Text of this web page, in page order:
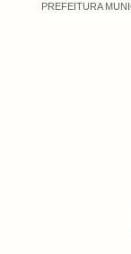
PREFEITURA